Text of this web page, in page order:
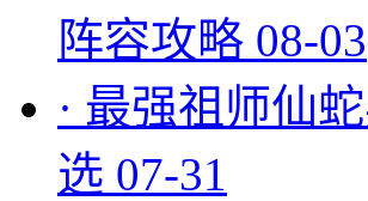
阵容攻略 08-03
· 最强祖师仙
选 07-31